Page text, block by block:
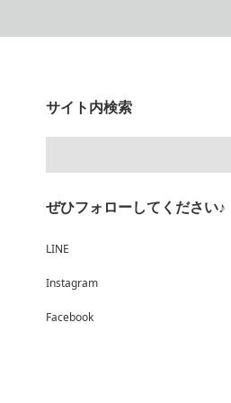
サイト内検索
ぜひフォローしてください♪
LINE
Instagram
Facebook